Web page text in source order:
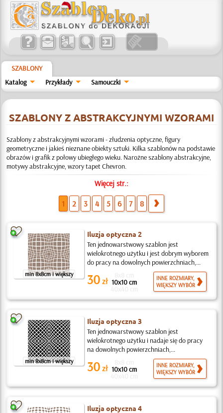
SZABLONY
Katalog
Przykłady Samouczki
SZABLONY Z ABSTRAKCYJNYMI WZORAMI
Szablony z abstrakcyjnymi wzorami - złudzenia optyczne, figury
geometryczne i jakieś nieznane obiekty sztuki. Kilka szablonów na podstawie
obrazów i grafik z połowy ubiegłego wieku. Narożne szablony abstrakcyjne,
motywy abstrakcyjne, wzory tapet Chevron.
Więcej str.:
1 2 3 4 5 6 7 8
min 8x8cm i większy
Iluzja optyczna 2
Ten jednowarstwowy szablon jest
wielokrotnego użytku i jest dobrym wyborem
do pracy na dowolnych powierzchniach,...
30 zł 10x10 cm
INNE ROZMIARY,
WIĘKSZY WYBÓR
min 8x8cm i większy
Iluzja optyczna 3
Ten jednowarstwowy szablon jest
wielokrotnego użytku i nadaje się do pracy
na dowolnych powierzchniach,...
30 zł 10x10 cm
INNE ROZMIARY,
WIĘKSZY WYBÓR
Iluzja optyczna 4